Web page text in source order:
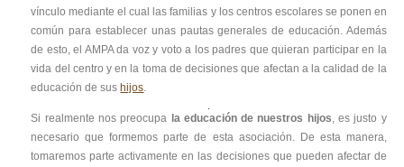
vínculo mediante el cual las familias y los centros escolares se ponen en
común para establecer unas pautas generales de educación. Además
de esto, el AMPA da voz y voto a los padres que quieran participar en la
vida del centro y en la toma de decisiones que afectan a la calidad de la
educación de sus hijos.
Si realmente nos preocupa la educación de nuestros hijos, es justo y
necesario que formemos parte de esta asociación. De esta manera,
tomaremos parte activamente en las decisiones que pueden afectar de